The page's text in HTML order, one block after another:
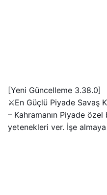
[Yeni Güncelleme 3.38.0]
⚔️En Güçlü Piyade Savaş
– Kahramanın Piyade
yetenekleri ver. İşe almaya